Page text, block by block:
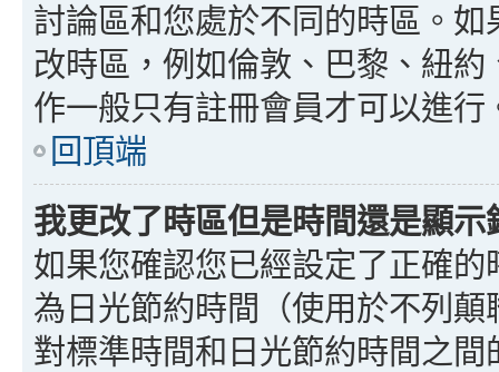
討論區和您處於不同的時區。
改時區，例如倫敦、巴黎、紐
作一般只有註冊會員才可以進
回頂端
我更改了時區但是時間還是顯示
如果您確認您已經設定了正確
為日光節約時間（使用於不列
對標準時間和日光節約時間之